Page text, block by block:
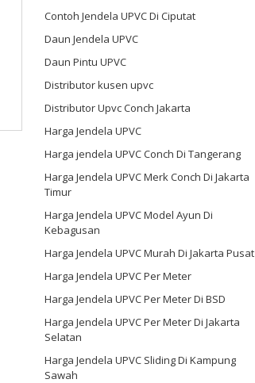
Contoh Jendela UPVC Di Ciputat
Daun Jendela UPVC
Daun Pintu UPVC
Distributor kusen upvc
Distributor Upvc Conch Jakarta
Harga Jendela UPVC
Harga jendela UPVC Conch Di Tangerang
Harga Jendela UPVC Merk Conch Di Jakarta
Timur
Harga Jendela UPVC Model Ayun Di
Kebagusan
Harga Jendela UPVC Murah Di Jakarta Pusat
Harga Jendela UPVC Per Meter
Harga Jendela UPVC Per Meter Di BSD
Harga Jendela UPVC Per Meter Di Jakarta
Selatan
Harga Jendela UPVC Sliding Di Kampung
Sawah